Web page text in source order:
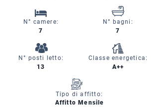
N° camere:
7
N° posti letto:
13
N° bagni:
7
Classe energetica:
A++
Tipo di affitto:
Affitto Mensile